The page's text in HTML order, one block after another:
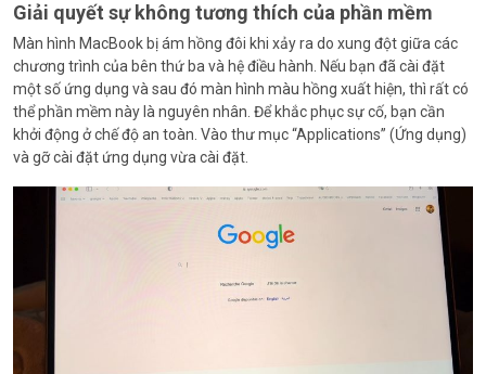
Giải quyết sự không tương thích của phần mềm
Màn hình MacBook bị ám hồng đôi khi xảy ra do xung đột giữa các
chương trình của bên thứ ba và hệ điều hành. Nếu bạn đã cài đặt
một số ứng dụng và sau đó màn hình màu hồng xuất hiện, thì rất có
thể phần mềm này là nguyên nhân. Để khắc phục sự cố, bạn cần
khởi động ở chế độ an toàn. Vào thư mục “Applications” (Ứng dụng)
và gỡ cài đặt ứng dụng vừa cài đặt.